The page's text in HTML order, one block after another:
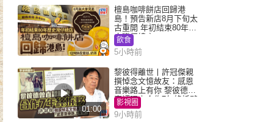
檀島咖啡餅店回歸港
島！預告新店8月下旬太
古重開 年初結束80年歷
史灣仔總店
飲食
5小時前
01:00
黎彼得離世丨許冠傑親
撰悼念文憶故友：感恩
音樂路上有你 黎彼德曾
直認唔夾合作7年終拆夥
影視圈
9小時前